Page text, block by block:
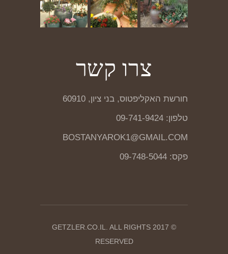
צרו קשר
חורשת האקליפטוס, בני ציון, 60910
טלפון: 09-741-9424
BOSTANYAROK1@GMAIL.COM
פקס: 09-748-5044
© 2017 GETZLER.CO.IL. ALL RIGHTS
RESERVED